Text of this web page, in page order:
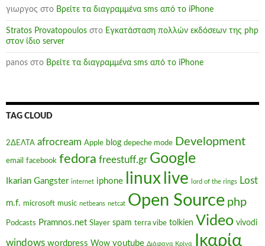
γιωργος στο Βρείτε τα διαγραμμένα sms από το iPhone
Stratos Provatopoulos στο Εγκατάσταση πολλών εκδόσεων της php
στον ίδιο server
panos στο Βρείτε τα διαγραμμένα sms από το iPhone
TAG CLOUD
2ΔΕΛΤΑ afrocream Apple blog depeche mode Development
email facebook fedora freestuff.gr Google
Ikarian Gangster internet iphone linux live lord of the rings Lost
m.f. microsoft music netbeans netcat Open Source php
Podcasts Pramnos.net Slayer spam terra vibe tolkien Video vivodi
windows wordpress Wow youtube Διάφανα Κρίνα Ικαρία